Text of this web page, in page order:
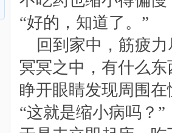
“好的，知道了。”
回到家中，筋疲
冥冥之中，有什么
睁开眼睛发现周围
“这就是缩小病吗？”